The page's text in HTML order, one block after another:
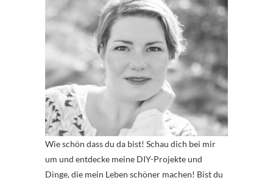
Wie schön dass du da bist! Schau dich bei mir
um und entdecke meine DIY-Projekte und
Dinge, die mein Leben schöner machen! Bist du